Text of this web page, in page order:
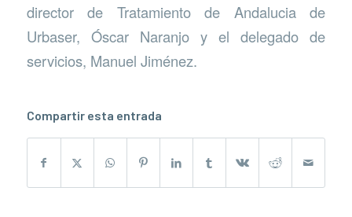
director de Tratamiento de Andalucia de
Urbaser, Óscar Naranjo y el delegado de
servicios, Manuel Jiménez.
Compartir esta entrada